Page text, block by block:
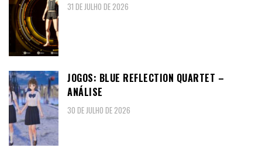
31 DE JULHO DE 2026
JOGOS: BLUE REFLECTION QUARTET –
ANÁLISE
30 DE JULHO DE 2026